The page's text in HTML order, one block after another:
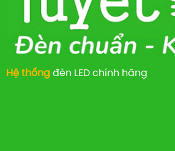
Hệ thống đèn LED chính hãng